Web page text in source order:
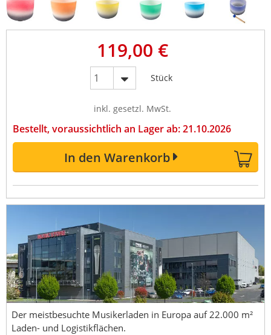
119,00 €
Stück
inkl. gesetzl. MwSt.
Bestellt, voraussichtlich an Lager ab: 21.10.2026
In den Warenkorb
Der meistbesuchte Musikerladen in Europa auf 22.000 m²
Laden- und Logistikflächen.